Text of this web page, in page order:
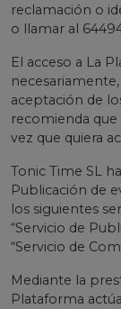
reclamación o
o llamar al
El acceso a La
aceptación de
recomienda
vez que quiera
Tonic Time SL
Publicación de
los siguientes
“Servicio de
“Servicio de
Mediante la
Plataforma